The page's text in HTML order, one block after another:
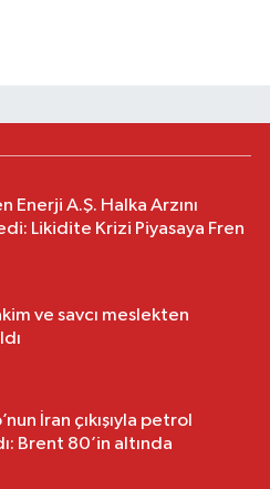
Enerji A.Ş. Halka Arzını
Likidite Krizi Piyasaya Fren
ve savcı meslekten
İran çıkışıyla petrol
Brent 80’in altında